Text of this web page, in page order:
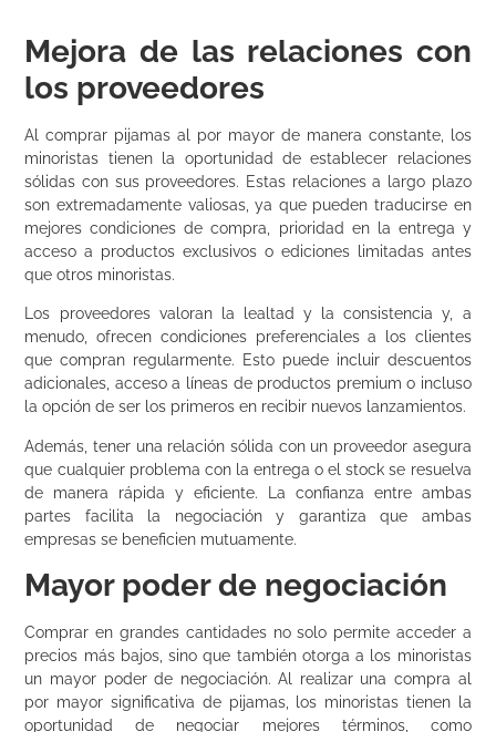
Mejora de las relaciones con
los proveedores
Al comprar pijamas al por mayor de manera constante, los
minoristas tienen la oportunidad de establecer relaciones
sólidas con sus proveedores. Estas relaciones a largo plazo
son extremadamente valiosas, ya que pueden traducirse en
mejores condiciones de compra, prioridad en la entrega y
acceso a productos exclusivos o ediciones limitadas antes
que otros minoristas.
Los proveedores valoran la lealtad y la consistencia y, a
menudo, ofrecen condiciones preferenciales a los clientes
que compran regularmente. Esto puede incluir descuentos
adicionales, acceso a líneas de productos premium o incluso
la opción de ser los primeros en recibir nuevos lanzamientos.
Además, tener una relación sólida con un proveedor asegura
que cualquier problema con la entrega o el stock se resuelva
de manera rápida y eficiente. La confianza entre ambas
partes facilita la negociación y garantiza que ambas
empresas se beneficien mutuamente.
Mayor poder de negociación
Comprar en grandes cantidades no solo permite acceder a
precios más bajos, sino que también otorga a los minoristas
un mayor poder de negociación. Al realizar una compra al
por mayor significativa de pijamas, los minoristas tienen la
oportunidad de negociar mejores términos, como